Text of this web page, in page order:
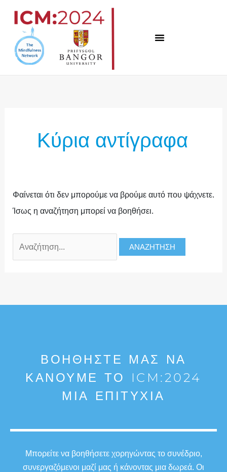
περιεχόμενο
Κύρια αντίγραφα
Φαίνεται ότι δεν μπορούμε να βρούμε αυτό που ψάχνετε.
Ίσως η αναζήτηση μπορεί να βοηθήσει.
ΒΟΗΘΉΣΤΕ ΜΑΣ ΝΑ
ΚΆΝΟΥΜΕ ΤΟ ICM:2024
ΜΙΑ ΕΠΙΤΥΧΊΑ
Μπορείτε να βοηθήσετε χορηγώντας το συνέδριο,
συνεργαζόμενοι μαζί μας ή κάνοντας μια δωρεά. Οι